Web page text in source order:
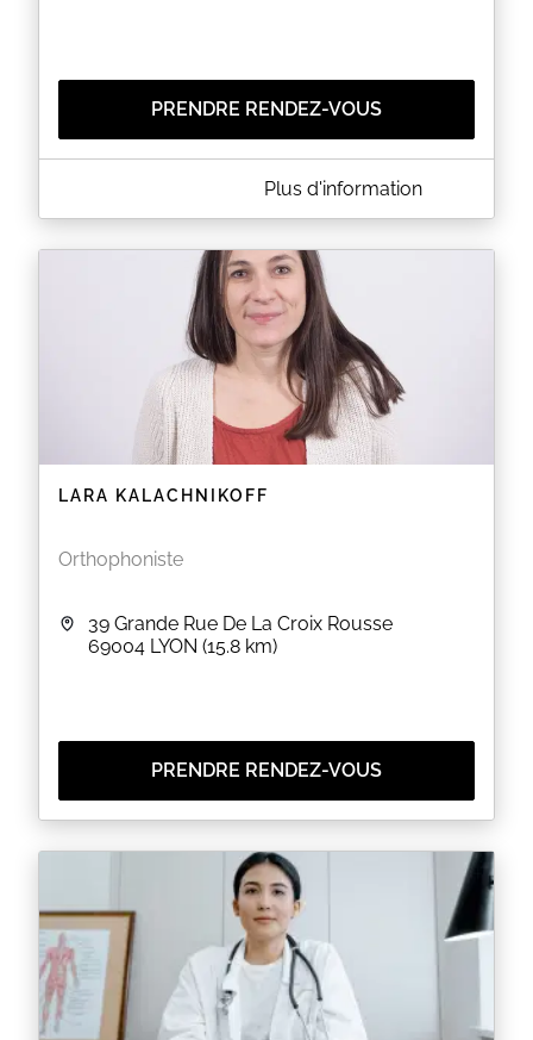
PRENDRE RENDEZ-VOUS
A PROPOS DE CABINET D'ORTHOPHONIE CAROLINE
patients déjà référencés au cabinet.
EN SAVOIR PLUS
Plus d'information
LARA KALACHNIKOFF
Orthophoniste
39 Grande Rue De La Croix Rousse
69004 LYON (15.8 km)
PRENDRE RENDEZ-VOUS